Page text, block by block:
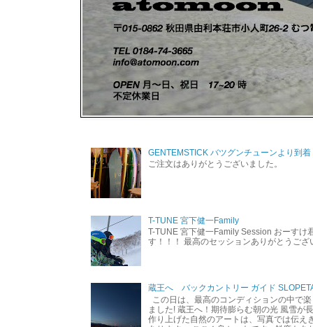
GENTEMSTICK バツグンチューンより到着
ご注文はありがとうございました。
T-TUNE 宮下健一Family
T-TUNE 宮下健一Family Session おーすけ
す！！！ 最高のセッションありがとうご
蔵王へ バックカントリー ガイド
この日は、最高のコンディションの中で
ました! 蔵王へ！期待膨らむ朝の光 風雪が
作り上げた自然のアートは、写真では伝え